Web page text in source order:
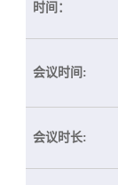
时间：
会议时间:
会议时长: